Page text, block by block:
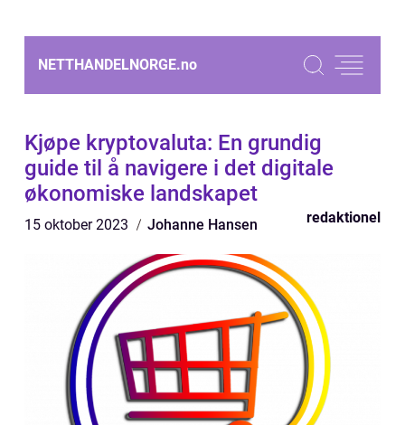
NETTHANDELNORGE.no
Kjøpe kryptovaluta: En grundig
guide til å navigere i det digitale
økonomiske landskapet
15 oktober 2023 Johanne Hansen redaktionel